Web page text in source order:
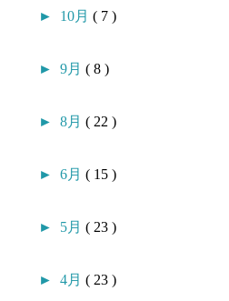
► 10月( 7 )
►9月( 8 )
►8月( 22 )
►6月( 15 )
► 5月( 23 )
►4月( 23 )